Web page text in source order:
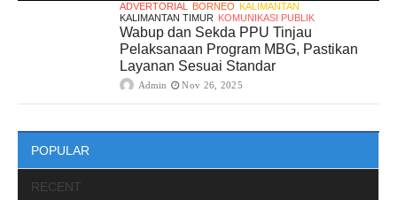
ADVERTORIAL BORNEO
KALIMANTAN
KALIMANTAN TIMUR
KOMUNIKASI PUBLIK
Wabup dan Sekda PPU Tinjau
Pelaksanaan Program MBG, Pastikan
Layanan Sesuai Standar
Admin Nov 26, 2025
POPULAR
RECENT